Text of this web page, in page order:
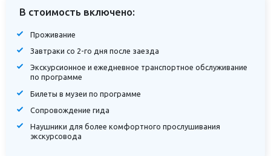
В стоимость включено:
Проживание
Завтраки со 2-го дня после заезда
Экскурсионное и ежедневное транспортное обслуживание
по программе
Билеты в музеи по программе
Сопровождение гида
Наушники для более комфортного прослушивания
экскурсовода